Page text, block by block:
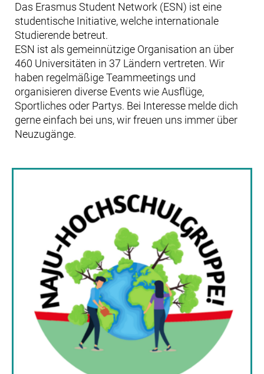
Das Erasmus Student Network (ESN) ist eine
studentische Initiative, welche internationale
Studierende betreut.
ESN ist als gemeinnützige Organisation an über
460 Universitäten in 37 Ländern vertreten. Wir
haben regelmäßige Teammeetings und
organisieren diverse Events wie Ausflüge,
Sportliches oder Partys. Bei Interesse melde dich
gerne einfach bei uns, wir freuen uns immer über
Neuzugänge.